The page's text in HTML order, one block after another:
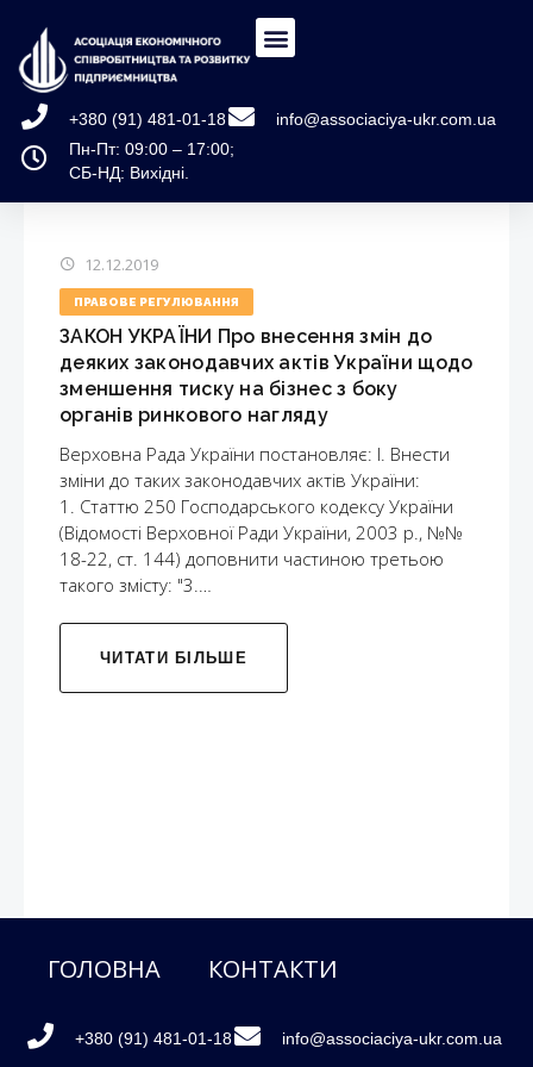
+380 (91) 481-01-18
info@associaciya-ukr.com.ua
Пн-Пт: 09:00 – 17:00;
СБ-НД: Вихідні.
12.12.2019
ПРАВОВЕ РЕГУЛЮВАННЯ
ЗАКОН УКРАЇНИ Про внесення змін до
деяких законодавчих актів України щодо
зменшення тиску на бізнес з боку
органів ринкового нагляду
Верховна Рада України постановляє: I. Внести
зміни до таких законодавчих актів України:
1. Статтю 250 Господарського кодексу України
(Відомості Верховної Ради України, 2003 р., №№
18-22, ст. 144) доповнити частиною третьою
такого змісту: "3.…
ЧИТАТИ БІЛЬШЕ
ГОЛОВНА КОНТАКТИ
+380 (91) 481-01-18 info@associaciya-ukr.com.ua